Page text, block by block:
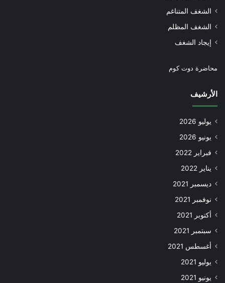
الشغف المتناغم
الشغف المظلم
إيجاد الشغف
محاضرة دوت كوم
الأرشيف
يوليو 2026
يونيو 2026
فبراير 2022
يناير 2022
ديسمبر 2021
نوفمبر 2021
أكتوبر 2021
سبتمبر 2021
أغسطس 2021
يوليو 2021
يونيو 2021